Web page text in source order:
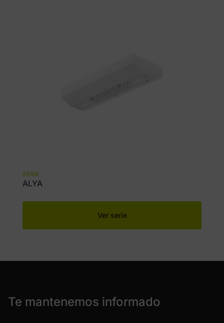
SERIE
ALYA
Ver serie
Te mantenemos informado